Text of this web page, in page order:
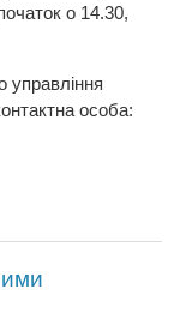
о 14.30,
управління
особа: